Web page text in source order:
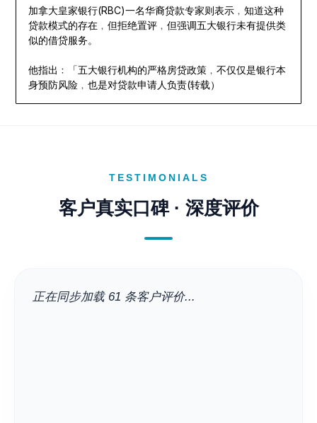
加拿大皇家银行(RBC)一名华裔贷款专家则表示﹐知道这种
贷款模式的存在﹐但拒绝置评﹐但强调五大银行未有提供类
似的借贷服务。
他指出﹕「五大银行机构的严格房贷政策﹐不仅仅是银行本
身预防风险﹐也是对贷款申请人负责(转载）
TESTIMONIALS
客户真实口碑 · 深度评价
正在同步加载 61 条客户评价...